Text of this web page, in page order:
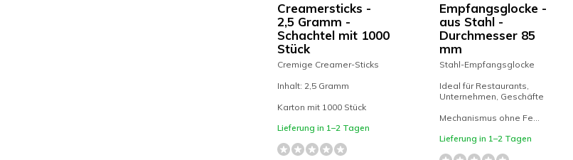
Creamersticks -
2,5 Gramm -
Schachtel mit 1000
Stück
Cremige Creamer-Sticks
Inhalt: 2,5 Gramm
Karton mit 1000 Stück
Lieferung in 1–2 Tagen
Empfangsglocke -
aus Stahl -
Durchmesser 85
mm
Stahl-Empfangsglocke
Ideal für Restaurants,
Unternehmen, Geschäfte
Mechanismus ohne Fe...
Lieferung in 1–2 Tagen